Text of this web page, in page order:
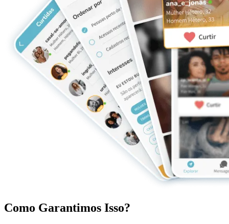
Como Garantimos Isso?